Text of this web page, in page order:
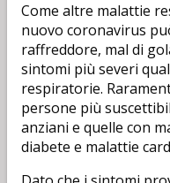
Come altre malattie
nuovo coronavirus
raffreddore, mal di
sintomi più severi
respiratorie.
persone più
anziani e quelle con
diabete e malattie